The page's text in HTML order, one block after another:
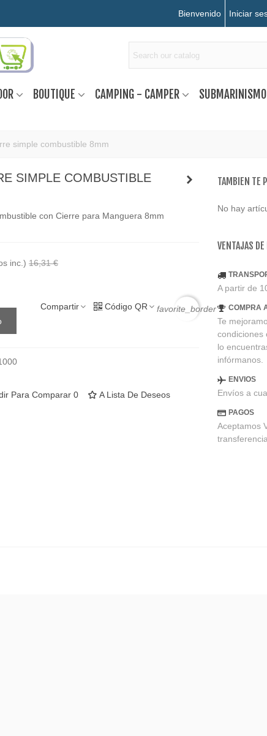
Bienvenido Iniciar
BOUTIQUE CAMPING - CAMPER SUBMARINISMO
simple combustible 8mm
SIMPLE COMBUSTIBLE
con Cierre para Manguera 8mm
inc.) 16,31 €
Compartir Código QR favorite_border
Para Comparar 0 A Lista De Deseos
TAMBIEN TE
No hay
VENTAJAS
A partir de
COMPRA
Te
condiciones
lo
infórmanos.
ENVIOS
Envíos a
PAGOS
Aceptamos